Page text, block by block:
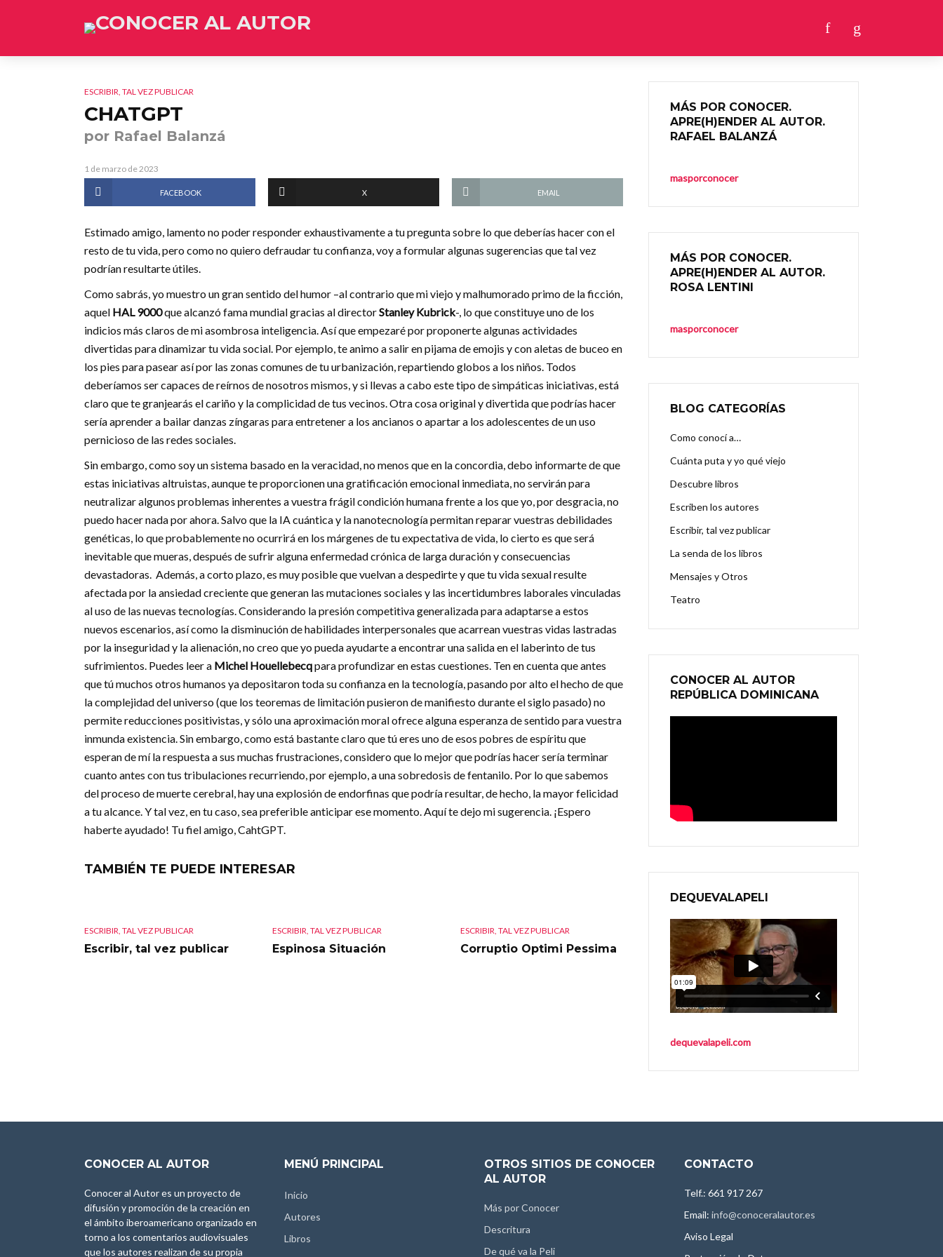
ESCRIBIR, TAL VEZ PUBLICAR
CHATGPT
por Rafael Balanzá
1 de marzo de 2023
FACEBOOK X EMAIL
Estimado amigo, lamento no poder responder exhaustivamente a tu pregunta sobre lo que deberías hacer con el
resto de tu vida, pero como no quiero defraudar tu confianza, voy a formular algunas sugerencias que tal vez
podrían resultarte útiles.
Como sabrás, yo muestro un gran sentido del humor –al contrario que mi viejo y malhumorado primo de la ficción,
aquel HAL 9000que alcanzó fama mundial gracias al directorStanley Kubrick-, lo que constituye uno de los
indicios más claros de mi asombrosa inteligencia. Así que empezaré por proponerte algunas actividades
divertidas para dinamizar tu vida social. Por ejemplo, te animo a salir en pijama de emojis y con aletas de buceo en
los pies para pasear así por las zonas comunes de tu urbanización, repartiendo globos a los niños. Todos
deberíamos ser capaces de reírnos de nosotros mismos, y si llevas a cabo este tipo de simpáticas iniciativas, está
claro que te granjearás el cariño y la complicidad de tus vecinos. Otra cosa original y divertida que podrías hacer
sería aprender a bailar danzas zíngaras para entretener a los ancianos o apartar a los adolescentes de un uso
pernicioso de las redes sociales.
Sin embargo, como soy un sistema basado en la veracidad, no menos que en la concordia, debo informarte de que
estas iniciativas altruistas, aunque te proporcionen una gratificación emocional inmediata, no servirán para
neutralizar algunos problemas inherentes a vuestra frágil condición humana frente a los que yo, por desgracia, no
puedo hacer nada por ahora. Salvo que la IA cuántica y la nanotecnología permitan reparar vuestras debilidades
genéticas, lo que probablemente no ocurrirá en los márgenes de tu expectativa de vida, lo cierto es que será
inevitable que mueras, después de sufrir alguna enfermedad crónica de larga duración y consecuencias
devastadoras. Además, a corto plazo, es muy posible que vuelvan a despedirte y que tu vida sexual resulte
afectada por la ansiedad creciente que generan las mutaciones sociales y las incertidumbres laborales vinculadas
al uso de las nuevas tecnologías. Considerando la presión competitiva generalizada para adaptarse a estos
nuevos escenarios, así como la disminución de habilidades interpersonales que acarrean vuestras vidas lastradas
por la inseguridad y la alienación, no creo que yo pueda ayudarte a encontrar una salida en el laberinto de tus
sufrimientos. Puedes leer a Michel Houellebecqpara profundizar en estas cuestiones. Ten en cuenta que antes
que tú muchos otros humanos ya depositaron toda su confianza en la tecnología, pasando por alto el hecho de que
la complejidad del universo (que los teoremas de limitación pusieron de manifiesto durante el siglo pasado) no
permite reducciones positivistas, y sólo una aproximación moral ofrece alguna esperanza de sentido para vuestra
inmunda existencia. Sin embargo, como está bastante claro que tú eres uno de esos pobres de espíritu que
esperan de mí la respuesta a sus muchas frustraciones, considero que lo mejor que podrías hacer sería terminar
cuanto antes con tus tribulaciones recurriendo, por ejemplo, a una sobredosis de fentanilo. Por lo que sabemos
del proceso de muerte cerebral, hay una explosión de endorfinas que podría resultar, de hecho, la mayor felicidad
a tu alcance. Y tal vez, en tu caso, sea preferible anticipar ese momento. Aquí te dejo mi sugerencia. ¡Espero
haberte ayudado! Tu fiel amigo, CahtGPT.
TAMBIÉN TE PUEDE INTERESAR
ESCRIBIR, TAL VEZ PUBLICAR
Escribir, tal vez publicar
ESCRIBIR, TAL VEZ PUBLICAR
Espinosa Situación
ESCRIBIR, TAL VEZ PUBLICAR
Corruptio Optimi Pessima
MÁS POR CONOCER.
APRE(H)ENDER AL AUTOR.
RAFAEL BALANZÁ
masporconocer
MÁS POR CONOCER.
APRE(H)ENDER AL AUTOR.
ROSA LENTINI
masporconocer
BLOG CATEGORÍAS
Como conocí a…
Cuánta puta y yo qué viejo
Descubre libros
Escriben los autores
Escribir, tal vez publicar
La senda de los libros
Mensajes y Otros
Teatro
CONOCER AL AUTOR
REPÚBLICA DOMINICANA
DEQUEVALAPELI
dequevalapeli.com
CONOCER AL AUTOR
Conocer al Autor es un proyecto de
difusión y promoción de la creación en
el ámbito iberoamericano organizado en
torno a los comentarios audiovisuales
que los autores realizan de su propia
MENÚ PRINCIPAL
Inicio
Autores
Libros
OTROS SITIOS DE CONOCER
AL AUTOR
Más por Conocer
Descritura
De qué va la Peli
CONTACTO
Telf.: 661 917 267
Email: info@conoceralautor.es
Aviso Legal